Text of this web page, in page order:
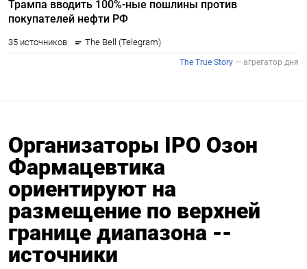
Организаторы IPO Озон
Фармацевтика
ориентируют на
размещение по верхней
границе диапазона --
источники